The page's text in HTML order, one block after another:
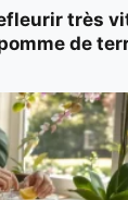
très
de